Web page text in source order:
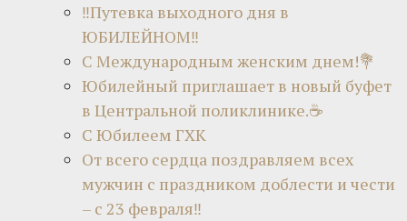
‼Путевка выходного дня в
ЮБИЛЕЙНОМ‼
С Международным женским днем!💐
Юбилейный приглашает в новый буфет
в Центральной поликлинике.☕
С Юбилеем ГХК
От всего сердца поздравляем всех
мужчин с праздником доблести и чести
– с 23 февраля‼